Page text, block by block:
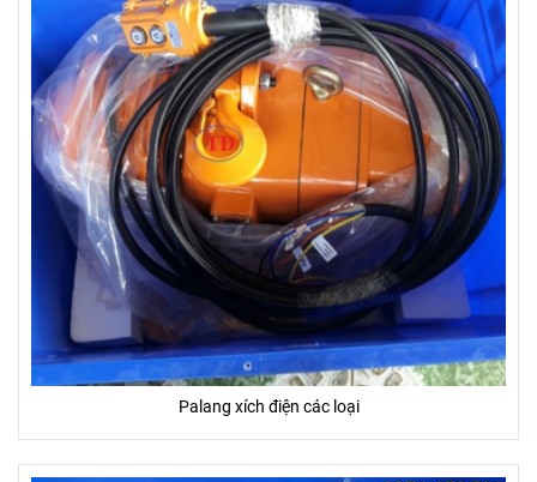
Palang xích điện các loại